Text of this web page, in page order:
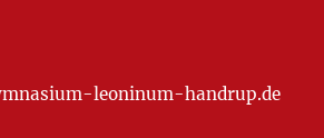
leoninum-handrup.de